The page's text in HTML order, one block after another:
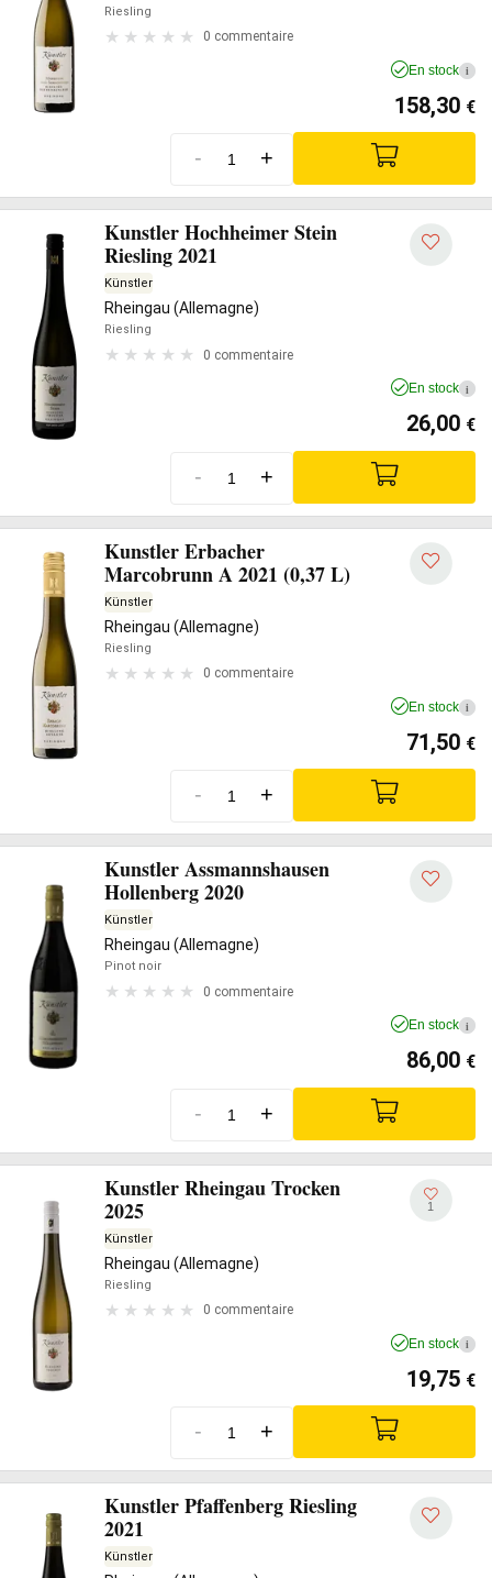
Riesling
0 commentaire
En stock i
158,30 €
- +
Kunstler Hochheimer Stein
Riesling 2021
Künstler
Rheingau (Allemagne)
Riesling
0 commentaire
En stock i
26,00 €
- +
Kunstler Erbacher
Marcobrunn A 2021 (0,37 L)
Künstler
Rheingau (Allemagne)
Riesling
0 commentaire
En stock i
71,50 €
- +
Kunstler Assmannshausen
Hollenberg 2020
Künstler
Rheingau (Allemagne)
Pinot noir
0 commentaire
En stock i
86,00 €
- +
Kunstler Rheingau Trocken
2025
Künstler
Rheingau (Allemagne)
Riesling
0 commentaire
1
En stock i
19,75 €
- +
Kunstler Pfaffenberg Riesling
2021
Künstler